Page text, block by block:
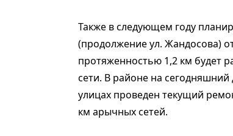
Также в следующем году
(продолжение ул. Жандосова)
протяженностью 1,2 км будет
сети. В районе на
улицах проведен текущий
км арычных сетей.